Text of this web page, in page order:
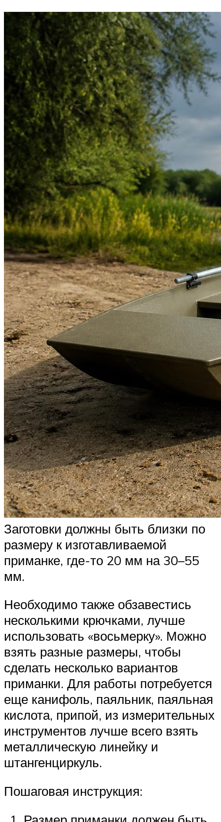
Заготовки должны быть близки по
размеру к изготавливаемой
приманке, где-то 20 мм на 30–55
мм.
Необходимо также обзавестись
несколькими крючками, лучше
использовать «восьмерку». Можно
взять разные размеры, чтобы
сделать несколько вариантов
приманки. Для работы потребуется
еще канифоль, паяльник, паяльная
кислота, припой, из измерительных
инструментов лучше всего взять
металлическую линейку и
штангенциркуль.
Пошаговая инструкция: